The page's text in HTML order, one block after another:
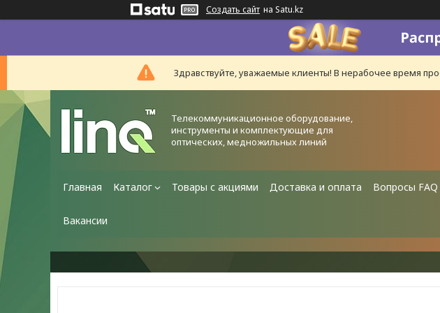
Создать сайт на Satu.kz
Здравствуйте, уважаемые клиенты! В нерабочее время
Телекоммуникационное оборудование,
инструменты и комплектующие для
оптических, медножильных линий
Главная Каталог Товары с акциями Доставка и оплата Вопросы FAQ
Вакансии